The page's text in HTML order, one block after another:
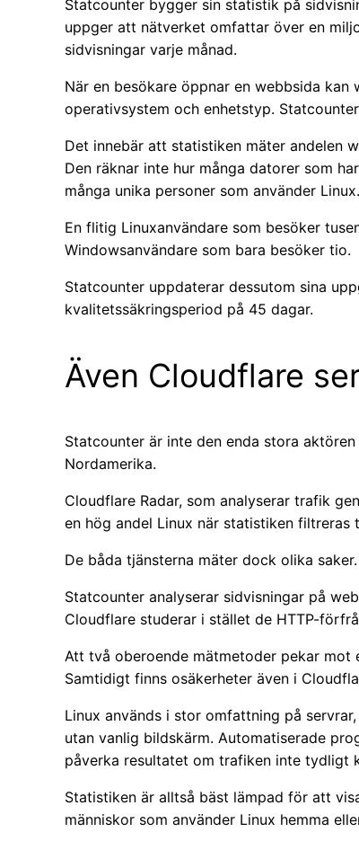
Statcounter bygger sin statistik på
uppger att nätverket omfattar över en
sidvisningar varje månad.
När en besökare öppnar en webbsida
operativsystem och enhetstyp.
Det innebär att statistiken mäter andelen
Den räknar inte hur många datorer som
många unika personer som använder Linux.
En flitig Linuxanvändare som besöker
Windowsanvändare som bara besöker tio.
Statcounter uppdaterar dessutom sina
kvalitetssäkringsperiod på 45 dagar.
Även Cloudflare
Statcounter är inte den enda stora
Nordamerika.
Cloudflare Radar, som analyserar trafik
en hög andel Linux när statistiken
De båda tjänsterna mäter dock olika saker.
Statcounter analyserar sidvisningar på
Cloudflare studerar i stället de HTTP-
Att två oberoende mätmetoder pekar mot
Samtidigt finns osäkerheter även i
Linux används i stor omfattning på
utan vanlig bildskärm. Automatiserade
påverka resultatet om trafiken inte tydligt
Statistiken är alltså bäst lämpad för att
människor som använder Linux hemma